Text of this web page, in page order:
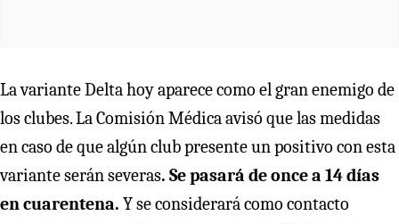
La variante Delta hoy aparece como el gran enemigo de
los clubes. La Comisión Médica avisó que las medidas
en caso de que algún club presente un positivo con esta
variante serán severas. Se pasará de once a 14 días
en cuarentena. Y se considerará como contacto